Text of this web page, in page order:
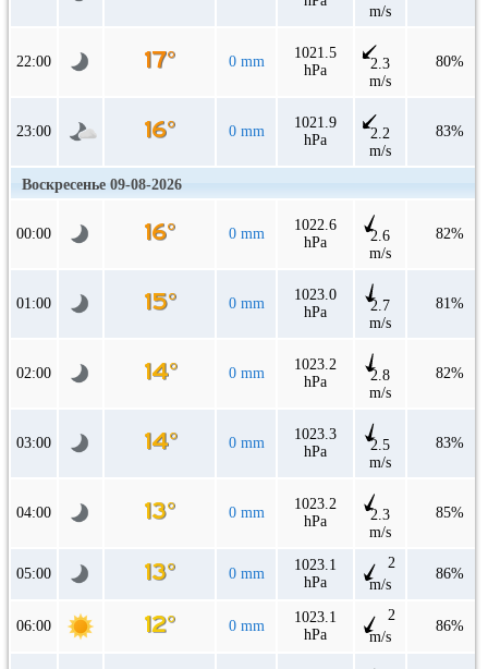
m/s
22:00 0 mm
1021.5
hPa
2.3
m/s
80%
23:00 0 mm
1021.9
hPa
2.2
m/s
83%
Воскресенье 09-08-2026
00:00 0 mm
1022.6
hPa
2.6
m/s
82%
01:00 0 mm
1023.0
hPa
2.7
m/s
81%
02:00 0 mm
1023.2
hPa
2.8
m/s
82%
03:00 0 mm
1023.3
hPa
2.5
m/s
83%
04:00 0 mm
1023.2
hPa
2.3
m/s
85%
05:00 0 mm
1023.1
hPa
2
m/s
86%
06:00 0 mm
1023.1
hPa
2
m/s
86%